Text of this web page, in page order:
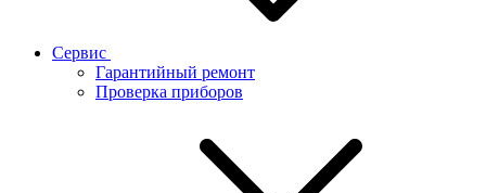
Сервис
Гарантийный ремонт
Проверка приборов